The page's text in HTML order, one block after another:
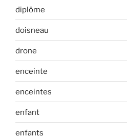
diplôme
doisneau
drone
enceinte
enceintes
enfant
enfants